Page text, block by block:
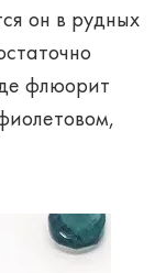
он в рудных
флюорит